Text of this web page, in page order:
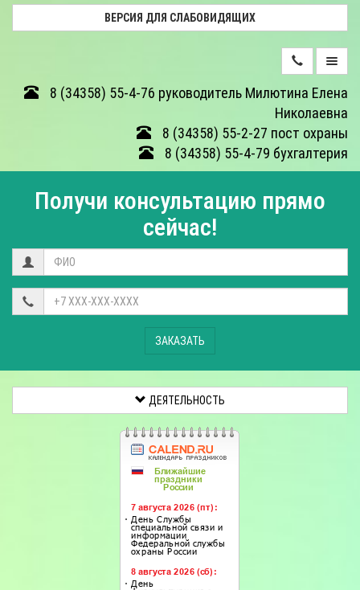
ВЕРСИЯ ДЛЯ СЛАБОВИДЯЩИХ
8 (34358) 55-4-76 руководитель Милютина Елена
Николаевна
8 (34358) 55-2-27 пост охраны
8 (34358) 55-4-79 бухгалтерия
ОТЗЫВЫ
КОНТАКТЫ
НЕЗАВИСИМАЯ
ОЦЕНКА
КАЧЕСТВА
Получи консультацию прямо
сейчас!
ЗАКАЗАТЬ
ДЕЯТЕЛЬНОСТЬ